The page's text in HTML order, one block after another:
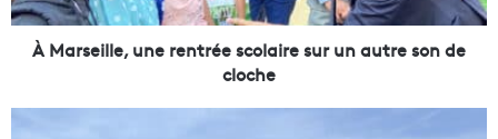
l
À Marseille, une rentrée scolaire sur un autre son de
cloche